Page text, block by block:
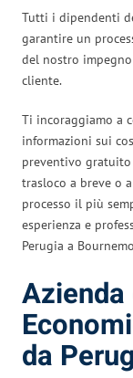
Tutti i dipendenti
garantire un
del nostro impegno
cliente.
Ti incoraggiamo a
informazioni sui
preventivo gratuito
trasloco a breve o
processo il più
esperienza e
Perugia a
da